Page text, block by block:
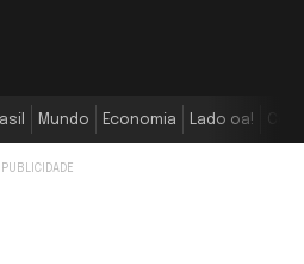
Mundo Economia Lado oa!